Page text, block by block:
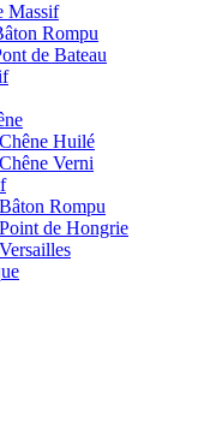
Massif
Rompu
de Bateau
Huilé
Verni
Rompu
de Hongrie